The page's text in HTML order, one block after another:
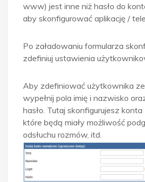
www) jest inne niż hasło do
aby skonfigurować aplikację /
Po załadowaniu formularza
zdefiniuj ustawienia
Aby zdefiniować użytkownika
wypełnij pola imię i nazwisko
hasło. Tutaj skonfigurujesz
które będą miały możliwość
odsłuchu rozmów, itd.